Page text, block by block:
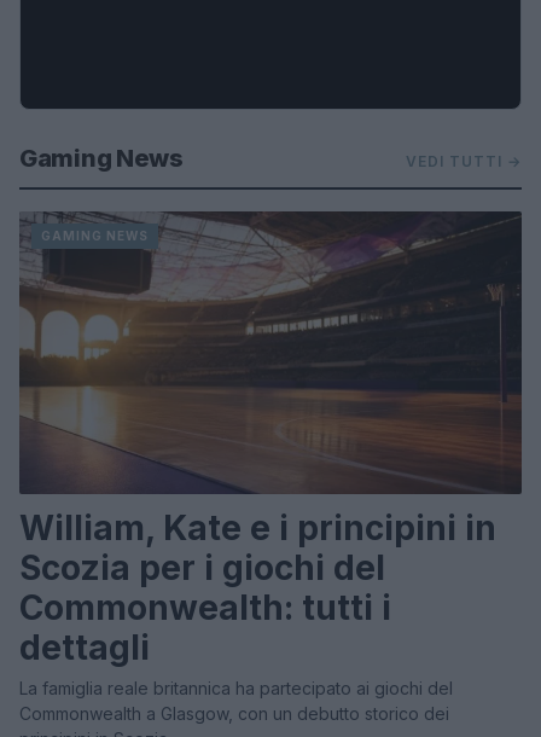
Gaming News VEDI TUTTI →
GAMING NEWS
William, Kate e i principini in
Scozia per i giochi del
Commonwealth: tutti i
dettagli
La famiglia reale britannica ha partecipato ai giochi del
Commonwealth a Glasgow, con un debutto storico dei